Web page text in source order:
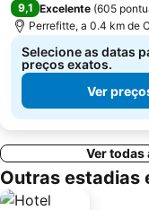
9,1 Excelente (605
Perrefitte, a 0.4 km de
Selecione as datas
preços exatos.
Ver
Ver todas
Outras estadias